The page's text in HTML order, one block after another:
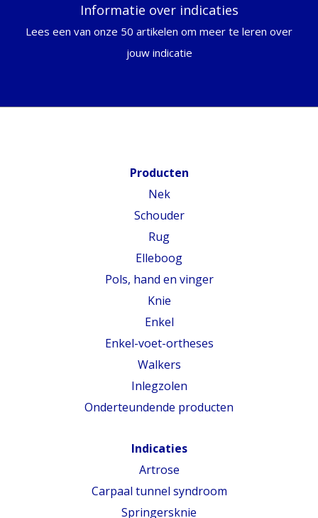
Informatie over indicaties
Lees een van onze 50 artikelen om meer te leren over
jouw indicatie
Producten
Nek
Schouder
Rug
Elleboog
Pols, hand en vinger
Knie
Enkel
Enkel-voet-ortheses
Walkers
Inlegzolen
Onderteundende producten
Indicaties
Artrose
Carpaal tunnel syndroom
Springersknie